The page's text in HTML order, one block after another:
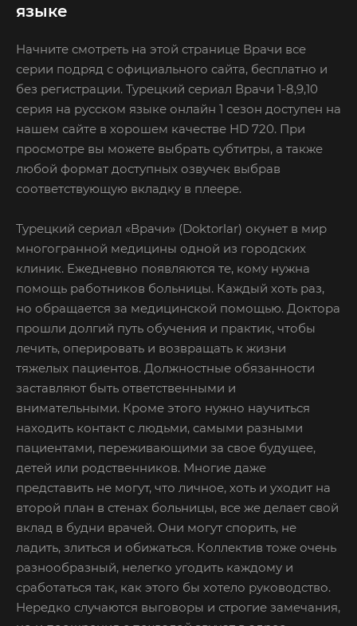
языке
Начните смотреть на этой странице Врачи все
серии подряд с официального сайта, бесплатно и
без регистрации. Турецкий сериал Врачи 1-8,9,10
серия на русском языке онлайн 1 сезон доступен на
нашем сайте в хорошем качестве HD 720. При
просмотре вы можете выбрать субтитры, а также
любой формат доступных озвучек выбрав
соответствующую вкладку в плеере.
Турецкий сериал «Врачи» (Doktorlar) окунет в мир
многогранной медицины одной из городских
клиник. Ежедневно появляются те, кому нужна
помощь работников больницы. Каждый хоть раз,
но обращается за медицинской помощью. Доктора
прошли долгий путь обучения и практик, чтобы
лечить, оперировать и возвращать к жизни
тяжелых пациентов. Должностные обязанности
заставляют быть ответственными и
внимательными. Кроме этого нужно научиться
находить контакт с людьми, самыми разными
пациентами, переживающими за свое будущее,
детей или родственников. Многие даже
представить не могут, что личное, хоть и уходит на
второй план в стенах больницы, все же делает свой
вклад в будни врачей. Они могут спорить, не
ладить, злиться и обижаться. Коллектив тоже очень
разнообразный, нелегко угодить каждому и
сработаться так, как этого бы хотело руководство.
Нередко случаются выговоры и строгие замечания,